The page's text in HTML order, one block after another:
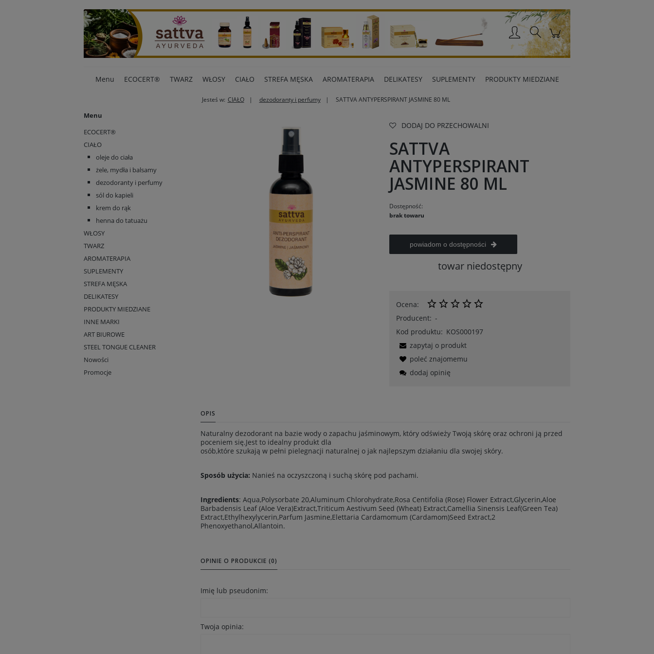
Menu ECOCERT® TWARZ WŁOSY CIAŁO STREFA MĘSKA AROMATERAPIA DELIKATESY SUPLEMENTY PRODUKTY MIEDZIANE
Jesteś w: CIAŁO dezodoranty i perfumy SATTVA ANTYPERSPIRANT JASMINE 80 ML
Menu
ECOCERT®
CIAŁO
oleje do ciała
żele, mydła i balsamy
dezodoranty i perfumy
sól do kapieli
krem do rąk
henna do tatuażu
WŁOSY
TWARZ
AROMATERAPIA
SUPLEMENTY
STREFA MĘSKA
DELIKATESY
PRODUKTY MIEDZIANE
INNE MARKI
ART BIUROWE
STEEL TONGUE CLEANER
Nowości
Promocje
DODAJ DO PRZECHOWALNI
SATTVA
ANTYPERSPIRANT
JASMINE 80 ML
Dostępność:
brak towaru
powiadom o dostępności
towar niedostępny
Ocena:
Producent: -
Kod produktu: KOS000197
zapytaj o produkt
poleć znajomemu
dodaj opinię
OPIS
Naturalny dezodorant na bazie wody o zapachu jaśminowym, który odświeży Twoją skórę oraz ochroni ją przed
poceniem się.Jest to idealny produkt dla
osób,które szukają w pełni pielegnacji naturalnej o jak najlepszym działaniu dla swojej skóry.
Sposób użycia: Nanieś na oczyszczoną i suchą skórę pod pachami.
Ingredients: Aqua,Polysorbate 20,Aluminum Chlorohydrate,Rosa Centifolia (Rose) Flower Extract,Glycerin,Aloe
Barbadensis Leaf (Aloe Vera)Extract,Triticum Aestivum Seed (Wheat) Extract,Camellia Sinensis Leaf(Green Tea)
Extract,Ethylhexylycerin,Parfum Jasmine,Elettaria Cardamomum (Cardamom)Seed Extract,2
Phenoxyethanol,Allantoin.
OPINIE O PRODUKCIE (0)
Imię lub pseudonim:
Twoja opinia: